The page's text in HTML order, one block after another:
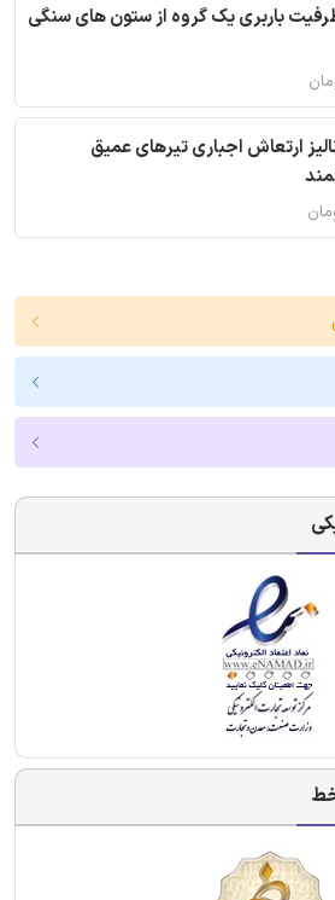
باربری یک گروه از ستون های سنگی
ارتعاش اجباری تیرهای عمیق